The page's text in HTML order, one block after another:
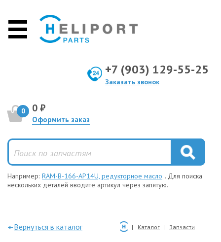
+7 (903) 129-55-25
Заказать звонок
0 0 ₽
Оформить заказ
Например: RAM-B-166-AP14U, редукторное масло . Для поиска
нескольких деталей вводите артикул через запятую.
—Вернуться в каталог Каталог Запчасти